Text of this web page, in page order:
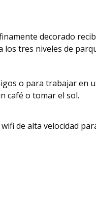
decorado
los tres niveles de
o para trabajar en
café o tomar el sol.
de alta velocidad